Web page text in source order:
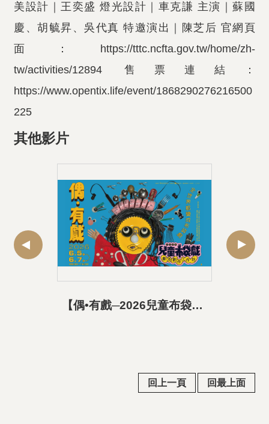
美設計｜王奕盛 燈光設計｜車克謙 主演｜蘇國
慶、胡毓昇、吳代真 特邀演出｜陳芝后 官網頁
面：https://tttc.ncfta.gov.tw/home/zh-
tw/activities/12894 售票連結：
https://www.opentix.life/event/1868290276216500
225
其他影片
【偶•有戲─2026兒童布袋戲劇本創作工作坊】活動精華
回上一頁 回最上面